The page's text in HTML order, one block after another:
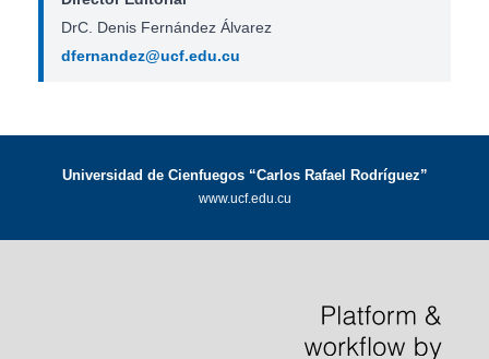
DrC. Denis Fernández Álvarez
dfernandez@ucf.edu.cu
Universidad de Cienfuegos “Carlos Rafael Rodríguez”
www.ucf.edu.cu